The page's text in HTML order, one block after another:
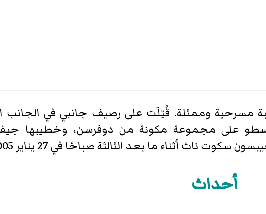
(5 يناير 1977– 27 يناير 2005) كاتبة مسرحية وممثلة. قُتِلَت على رصيف جانبي في
على مجموعة مكونة من دوفرسن، وخطيبها
ناث أثناء ما بعد الثالثة صباحًا في 27 يناير 2005.
أحداث